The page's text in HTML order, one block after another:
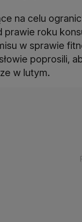
na celu
roku
w sprawie
poprosili,
w lutym.